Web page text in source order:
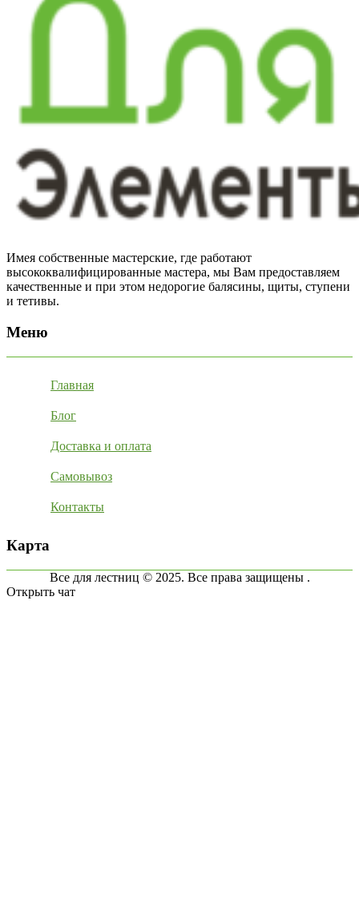
Имея собственные мастерские, где работают
высококвалифицированные мастера, мы Вам предоставляем
качественные и при этом недорогие балясины, щиты, ступени
и тетивы.
Меню
Главная
Блог
Доставка и оплата
Самовывоз
Контакты
Карта
Все для лестниц © 2025. Все права защищены .
Открыть чат